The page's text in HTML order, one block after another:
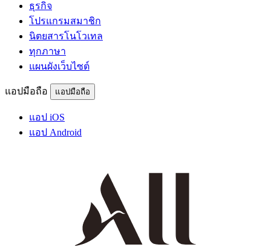
ธุรกิจ
โปรแกรมสมาชิก
นิตยสารโนโวเทล
ทุกภาษา
แผนผังเว็บไซต์
แอปมือถือ แอปมือถือ
แอป iOS
แอป Android